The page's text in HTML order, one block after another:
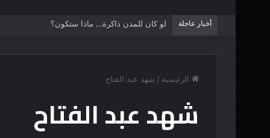
أخبار عاجلة لو كان للمدن ذاكرة… ماذا ستكون؟
الرئيسية / شهد عبد الفتاح
شهد عبد الفتاح